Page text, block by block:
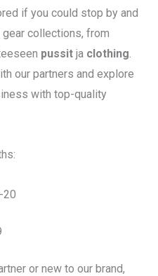
if you could stop by and
collections, from
pussit ja clothing.
our partners and explore
with top-quality
20
or new to our brand,